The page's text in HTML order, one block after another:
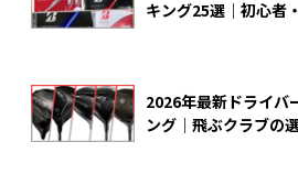
キング25選｜初心者
2026年最新ドライバ
ング｜飛ぶクラブの